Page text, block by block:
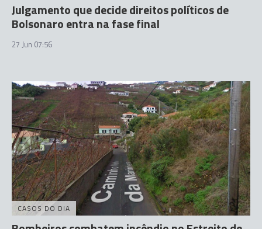
Julgamento que decide direitos políticos de
Bolsonaro entra na fase final
27 Jun 07:56
CASOS DO DIA